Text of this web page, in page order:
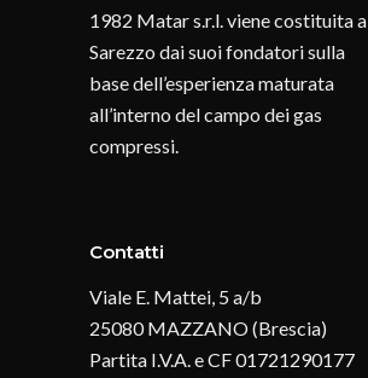
1982 Matar s.r.l. viene costituita a
Sarezzo dai suoi fondatori sulla
base dell’esperienza maturata
all’interno del campo dei gas
compressi.
Contatti
Viale E. Mattei, 5 a/b
25080 MAZZANO (Brescia)
Partita I.V.A. e CF 01721290177